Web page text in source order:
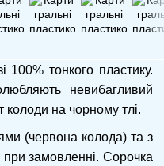
тонкого пластику.
невибагливий
колоди на чорному тлі.
(червона колода) та з
замовленні. Сорочка